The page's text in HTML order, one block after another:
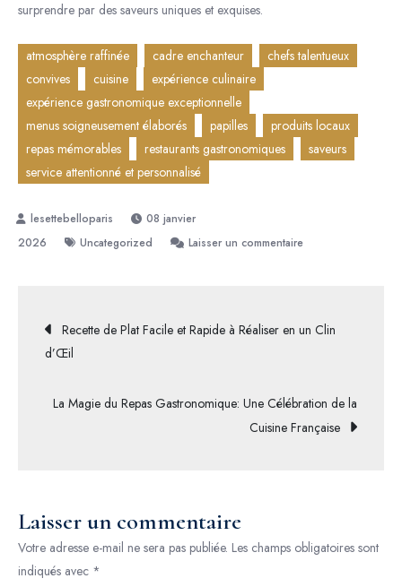
surprendre par des saveurs uniques et exquises.
atmosphère raffinée cadre enchanteur
chefs talentueux
convives
cuisine
expérience culinaire
expérience gastronomique exceptionnelle
menus soigneusement élaborés
papilles
produits locaux
repas mémorables
restaurants gastronomiques
saveurs
service attentionné et personnalisé
08 janvier
2026
Uncategorized Laisser un commentairesur
des
en
Haute-
Navigation
l’article
Recette de Plat Facile et Rapide à Réaliser en un Clin
d’Œil
La Magie du Repas Gastronomique: Une Célébration de la
Cuisine Française
Laisser un commentaire
Votre adresse e-mail ne sera pas publiée. Les champs obligatoires sont
indiqués avec *